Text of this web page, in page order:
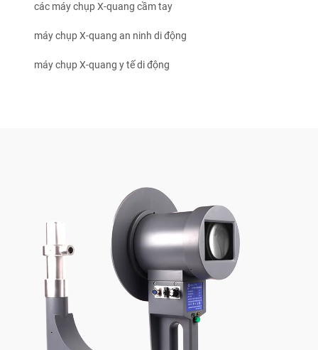
các máy chụp X-quang cầm tay
máy chụp X-quang an ninh di động
máy chụp X-quang y tế di động